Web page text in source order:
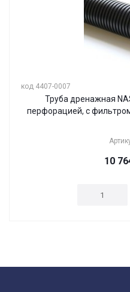
код 4407-0007
Труба дренажная
перфорацией, с
10